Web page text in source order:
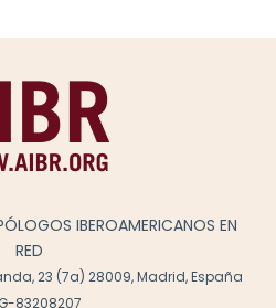
IBEROAMERICANOS EN
RED
23 (7a) 28009, Madrid, España
83208207